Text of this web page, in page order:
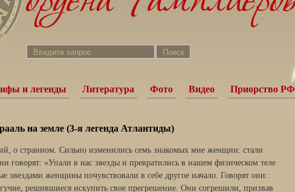
и легенды Литература Фото Видео Приорство РФ
на земле (3-я легенда Атлантиды)
о странном. Сильно изменились семь знакомых мне женщин: стали
говорят: «Упали в нас звезды и превратились в нашем физическом теле
звездами женщины почувствовали в себе другое начало. Говорят они:
решившиеся искупить свое прегрешение. Они согрешили, призвав